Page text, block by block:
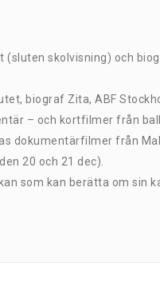
(sluten skolvisning) och
biograf Zita, ABF
– och kortfilmer från
dokumentärfilmer från
20 och 21 dec).
som kan berätta om sin